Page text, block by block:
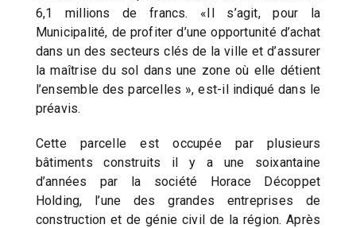
6,1 millions de francs. «Il s’agit, pour la
Municipalité, de profiter d’une opportunité d’achat
dans un des secteurs clés de la ville et d’assurer
la maîtrise du sol dans une zone où elle détient
l’ensemble des parcelles », est-il indiqué dans le
préavis.
Cette parcelle est occupée par plusieurs
bâtiments construits il y a une soixantaine
d’années par la société Horace Décoppet
Holding, l’une des grandes entreprises de
construction et de génie civil de la région. Après